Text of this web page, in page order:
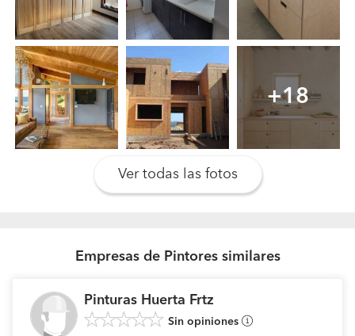
No subcontrato. Me involucro personalmente en cada
proyecto para una óptima gestión y desarrollo de los
trabajos, haciendo de la atención al cliente mi principal
fuerza
¿Cuántos trabajos hacen al año? ¿Cuál es el
presupuesto medio?
Depende de cada proyecto. Solo tomo el siguiente
trabajo cuando el último esté entregado. Ajusto mis
presupuestos a las peticiones de mis clientes,
asesorandoles para que puedan tomar la mejor
Carpinteria y Construcción, reformas y muebleria con
diseños personalizados y máxima calidad en los detalles
+18
Ver todas las fotos
Empresas de Pintores similares
Pinturas Huerta Frtz
Sin opiniones